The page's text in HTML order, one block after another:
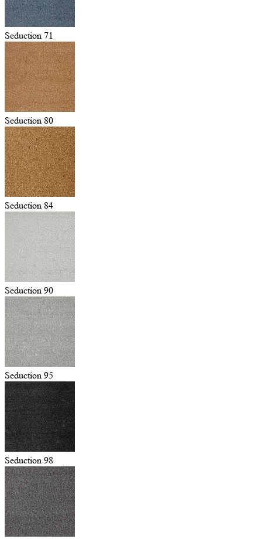
Seduction 71
Seduction 80
Seduction 84
Seduction 90
Seduction 95
Seduction 98